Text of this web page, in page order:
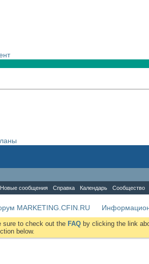
Новые сообщения Справка Календарь Сообщество
MARKETING.CFIN.RU
sure to check out the FAQ by clicking the link
below.